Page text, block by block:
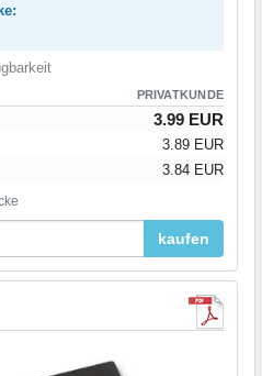
PRIVATKUNDE
3.99 EUR
3.89 EUR
3.84 EUR
kaufen